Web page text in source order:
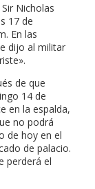
Nicholas
17 de
En las
dijo al militar
de que
14 de
en la espalda,
no podrá
de hoy en el
de palacio.
perderá el